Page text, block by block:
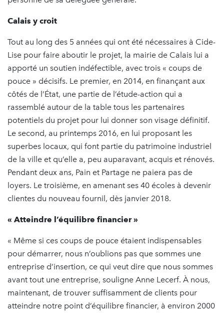
Calais y croit
Tout au long des 5 années qui ont été nécessaires à Cide-
Lise pour faire aboutir le projet, la mairie de Calais lui a
apporté un soutien indéfectible, avec trois « coups de
pouce » décisifs. Le premier, en 2014, en finançant aux
côtés de l’État, une partie de l’étude-action qui a
rassemblé autour de la table tous les partenaires
potentiels du projet pour lui donner son visage définitif.
Le second, au printemps 2016, en lui proposant les
superbes locaux, qui font partie du patrimoine industriel
de la ville et qu’elle a, peu auparavant, acquis et rénovés.
Pendant deux ans, Pain et Partage ne paiera pas de
loyers. Le troisième, en amenant ses 40 écoles à devenir
clientes du nouveau fournil, dès janvier 2018.
« Atteindre l’équilibre financier »
« Même si ces coups de pouce étaient indispensables
pour démarrer, nous n’oublions pas que sommes une
entreprise d’insertion, ce qui veut dire que nous sommes
avant tout une entreprise, souligne Anne Lecerf. À nous,
maintenant, de trouver suffisamment de clients pour
atteindre notre point d’équilibre financier, à environ 2000